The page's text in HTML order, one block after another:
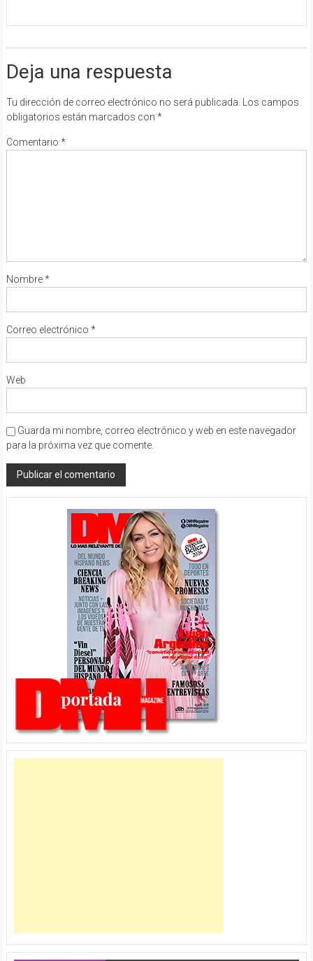
Deja una respuesta
Tu dirección de correo electrónico no será publicada.
Los campos
obligatorios están marcados con *
Comentario *
Nombre*
Correo electrónico *
Web
Guarda mi nombre, correo electrónico y web en este navegador
para la próxima vez que comente.